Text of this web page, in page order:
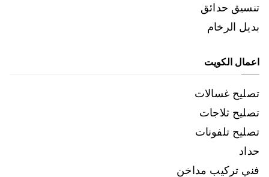
تنسيق حدائق
بديل الرخام
اعمال الكويت
تصليح غسالات
تصليح ثلاجات
تصليح تلفونات
حداد
فني تركيب مداخن